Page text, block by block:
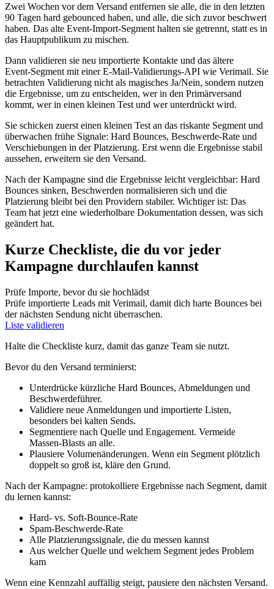
Zwei Wochen vor dem Versand entfernen sie alle, die in den letzten
90 Tagen hard gebounced haben, und alle, die sich zuvor beschwert
haben. Das alte Event‑Import‑Segment halten sie getrennt, statt es in
das Hauptpublikum zu mischen.
Dann validieren sie neu importierte Kontakte und das ältere
Event‑Segment mit einer E‑Mail‑Validierungs‑API wie Verimail. Sie
betrachten Validierung nicht als magisches Ja/Nein, sondern nutzen
die Ergebnisse, um zu entscheiden, wer in den Primärversand
kommt, wer in einen kleinen Test und wer unterdrückt wird.
Sie schicken zuerst einen kleinen Test an das riskante Segment und
überwachen frühe Signale: Hard Bounces, Beschwerde‑Rate und
Verschiebungen in der Platzierung. Erst wenn die Ergebnisse stabil
aussehen, erweitern sie den Versand.
Nach der Kampagne sind die Ergebnisse leicht vergleichbar: Hard
Bounces sinken, Beschwerden normalisieren sich und die
Platzierung bleibt bei den Providern stabiler. Wichtiger ist: Das
Team hat jetzt eine wiederholbare Dokumentation dessen, was sich
geändert hat.
Kurze Checkliste, die du vor jeder
Kampagne durchlaufen kannst
Prüfe Importe, bevor du sie hochlädst
Prüfe importierte Leads mit Verimail, damit dich harte Bounces bei
der nächsten Sendung nicht überraschen.
Liste validieren
Halte die Checkliste kurz, damit das ganze Team sie nutzt.
Bevor du den Versand terminierst:
Unterdrücke kürzliche Hard Bounces, Abmeldungen und
Beschwerdeführer.
Validiere neue Anmeldungen und importierte Listen,
besonders bei kalten Sends.
Segmentiere nach Quelle und Engagement. Vermeide
Massen‑Blasts an alle.
Plausiere Volumenänderungen. Wenn ein Segment plötzlich
doppelt so groß ist, kläre den Grund.
Nach der Kampagne: protokolliere Ergebnisse nach Segment, damit
du lernen kannst:
Hard‑ vs. Soft‑Bounce‑Rate
Spam‑Beschwerde‑Rate
Alle Platzierungssignale, die du messen kannst
Aus welcher Quelle und welchem Segment jedes Problem
kam
Wenn eine Kennzahl auffällig steigt, pausiere den nächsten Versand.